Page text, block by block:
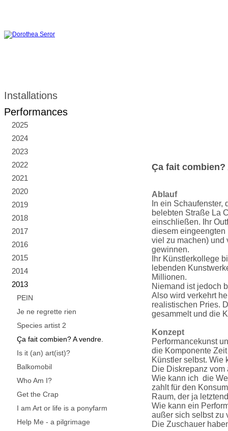
Installations
Performances
2025
2024
2023
2022
2021
2020
2019
2018
2017
2016
2015
2014
2013
PEIN
Je ne regrette rien
Species artist 2
Ça fait combien? A vendre.
Is it (an) art(ist)?
Balkomobil
Who Am I?
Get the Crap
I am Art or life is a ponyfarm
Help Me - a pilgrimage
Ça fait combien?
Ablauf
In ein Schaufenster,
belebten Straße La
einschließen. Ihr
diesem
viel zu machen) und
gewinnen.
Ihr Künstlerkollege
lebenden
Millionen.
Niemand ist jedoch
Also wird verkehrt
realistischen Pries.
gesammelt und die
Konzept
Performancekunst
die Komponente
Künstler selbst. Wie
Die Diskrepanz
Wie kann ich die
zahlt für den
Raum, der ja
Wie kann ein
außer sich selbst zu
Die Zuschauer